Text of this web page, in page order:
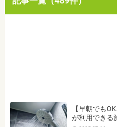
すべて グルメ 美容・健康
【早朝でも
が利用できる